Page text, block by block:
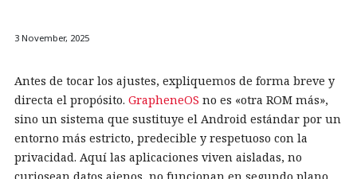
3 November, 2025
Antes de tocar los ajustes, expliquemos de forma breve y
directa el propósito. GrapheneOS no es «otra ROM más»,
sino un sistema que sustituye el Android estándar por un
entorno más estricto, predecible y respetuoso con la
privacidad. Aquí las aplicaciones viven aisladas, no